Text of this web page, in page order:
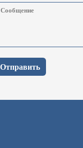
Отправить